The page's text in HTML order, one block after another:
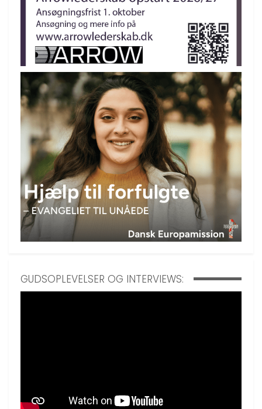
GUDSOPLEVELSER OG INTERVIEWS: